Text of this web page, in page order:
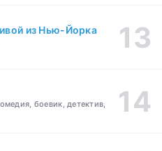
из Нью-Йорка
боевик, детектив,